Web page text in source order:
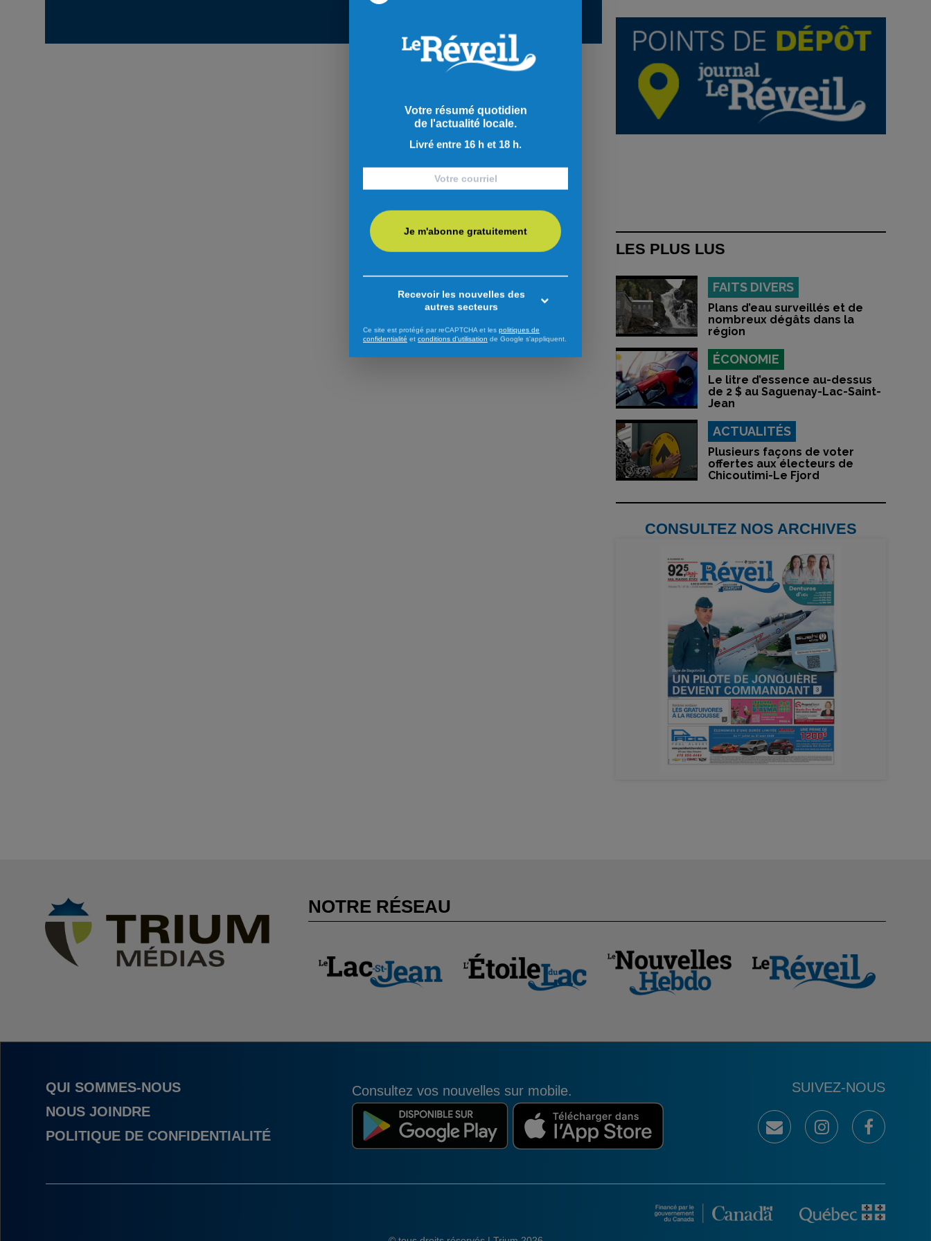
LES PLUS LUS
FAITS DIVERS
Plans d’eau surveillés et de
nombreux dégâts dans la
région
ÉCONOMIE
Le litre d’essence au-dessus
de 2 $ au Saguenay-Lac-Saint-
Jean
ACTUALITÉS
Plusieurs façons de voter
offertes aux électeurs de
Chicoutimi-Le Fjord
CONSULTEZ NOS ARCHIVES
Votre résumé quotidien
de l'actualité locale.
Livré entre 16 h et 18 h.
Je m'abonne gratuitement
Recevoir les nouvelles des
autres secteurs
Ce site est protégé par reCAPTCHA et les politiques de
confidentialité et conditions d'utilisation de Google s'appliquent.
NOTRE RÉSEAU
QUI SOMMES-NOUS
NOUS JOINDRE
POLITIQUE DE CONFIDENTIALITÉ
Consultez vos nouvelles sur mobile. SUIVEZ-NOUS